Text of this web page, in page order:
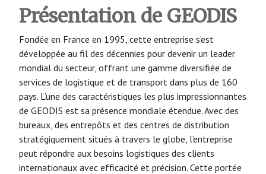
Présentation de GEODIS
Fondée en France en 1995, cette entreprise s’est
développée au fil des décennies pour devenir un leader
mondial du secteur, offrant une gamme diversifiée de
services de logistique et de transport dans plus de 160
pays. L’une des caractéristiques les plus impressionnantes
de GEODIS est sa présence mondiale étendue. Avec des
bureaux, des entrepôts et des centres de distribution
stratégiquement situés à travers le globe, l’entreprise
peut répondre aux besoins logistiques des clients
internationaux avec efficacité et précision. Cette portée